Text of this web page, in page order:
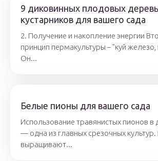
9 диковинных плодовых
кустарников для вашего сада
2. Получение и накопление энергии
принцип пермакультуры – "куй железо,
Он...
Белые пионы для вашего сада
Использование травянистых пионов в
— одна из главных срезочных культур.
выращивают...